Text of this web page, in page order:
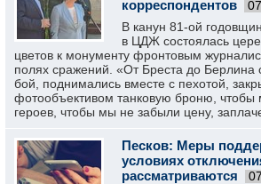
корреспондентов
В канун 81-ой
в ЦДЖ состоялась
цветов к монументу фронтовым
полях сражений. «От Бреста до
бой, поднимались вместе с пехотой,
фотообъективом танковую броню,
героев, чтобы мы не забыли цену,
Песков: Меры
условиях
рассматриваются